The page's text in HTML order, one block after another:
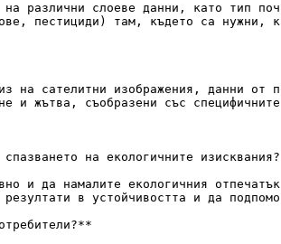
различни слоеве данни, като тип
пестициди) там, където са нужни,
на сателитни изображения, данни
и жътва, съобразени със
на екологичните
и да намалите екологичния
в устойчивостта и да